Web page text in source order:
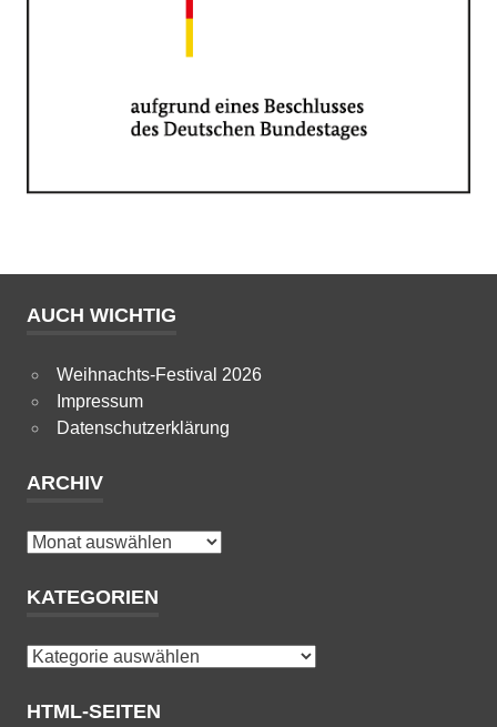
AUCH WICHTIG
Weihnachts-Festival 2026
Impressum
Datenschutzerklärung
ARCHIV
Archiv
KATEGORIEN
Kategorien
HTML-SEITEN